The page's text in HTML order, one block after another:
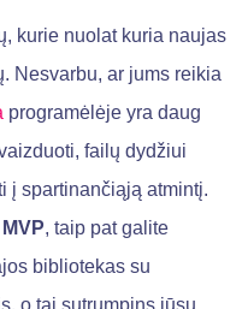
kurie nuolat kuria naujas
Nesvarbu, ar jums reikia
programėlėje yra daug
failų dydžiui
į spartinančiąją atmintį.
, taip pat galite
bibliotekas su
o tai sutrumpins jūsų